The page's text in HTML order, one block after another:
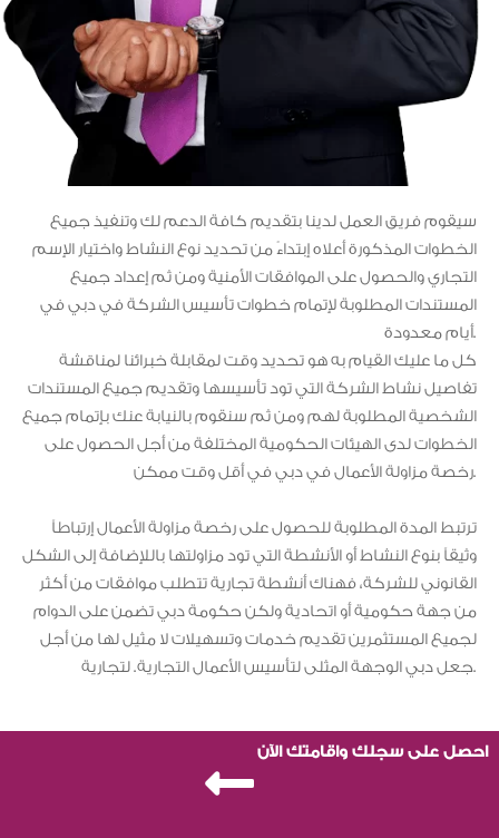
سيقوم فريق العمل لدينا بتقديم كافة الدعم لك وتنفيذ جميع
الخطوات المذكورة أعلاه إبتداءً من تحديد نوع النشاط واختيار الإسم
التجاري والحصول على الموافقات الأمنية ومن ثم إعداد جميع
المستندات المطلوبة لإتمام خطوات تأسيس الشركة في دبي في
أيام معدودة.
كل ما عليك القيام به هو تحديد وقت لمقابلة خبرائنا لمناقشة
تفاصيل نشاط الشركة التي تود تأسيسها وتقديم جميع المستندات
الشخصية المطلوبة لهم ومن ثم سنقوم بالنيابة عنك بإتمام جميع
الخطوات لدى الهيئات الحكومية المختلفة من أجل الحصول على
رخصة مزاولة الأعمال في دبي في أقل وقت ممكن.
ترتبط المدة المطلوبة للحصول على رخصة مزاولة الأعمال إرتباطاً
وثيقاً بنوع النشاط أو الأنشطة التي تود مزاولتها باللإضافة إلى الشكل
القانوني للشركة، فهناك أنشطة تجارية تتطلب موافقات من أكثر
من جهة حكومية أو اتحادية ولكن حكومة دبي تضمن على الدوام
لجميع المستثمرين تقديم خدمات وتسهيلات لا مثيل لها من أجل
جعل دبي الوجهة المثلى لتأسيس الأعمال التجارية. لتجارية.
احصل على سجلك واقامتك الآن